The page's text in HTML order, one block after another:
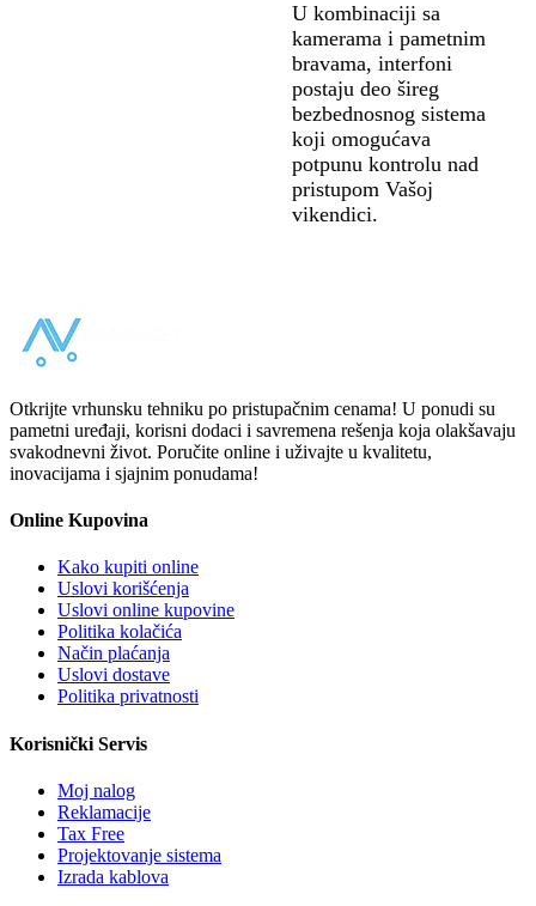
U kombinaciji sa
kamerama i pametnim
bravama, interfoni
postaju deo šireg
bezbednosnog sistema
koji omogućava
potpunu kontrolu nad
pristupom Vašoj
vikendici.
Otkrijte vrhunsku tehniku po pristupačnim cenama! U ponudi su
pametni uređaji, korisni dodaci i savremena rešenja koja olakšavaju
svakodnevni život. Poručite online i uživajte u kvalitetu,
inovacijama i sjajnim ponudama!
Online Kupovina
Kako kupiti online
Uslovi korišćenja
Uslovi online kupovine
Politika kolačića
Način plaćanja
Uslovi dostave
Politika privatnosti
Korisnički Servis
Moj nalog
Reklamacije
Tax Free
Projektovanje sistema
Izrada kablova